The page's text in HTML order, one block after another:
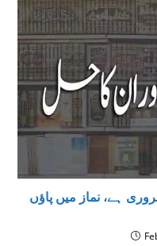
ہے، نماز میں پاؤں